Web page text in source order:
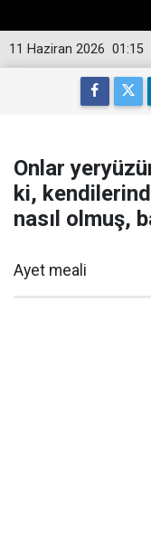
01:15
11 Haziran 2026
Onlar
ki,
nasıl olmuş,
Ayet meali